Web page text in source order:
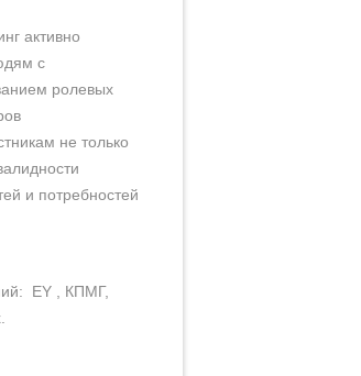
активно
с
ролевых
не только
и потребностей
EY , КПМГ,